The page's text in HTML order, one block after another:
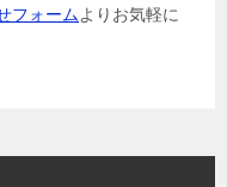
フォームよりお気軽に